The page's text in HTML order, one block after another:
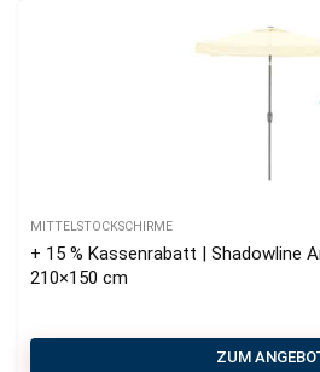
MITTELSTOCKSCHIRME
+ 15 % Kassenrabatt | Shadowline
210×150 cm
ZUM